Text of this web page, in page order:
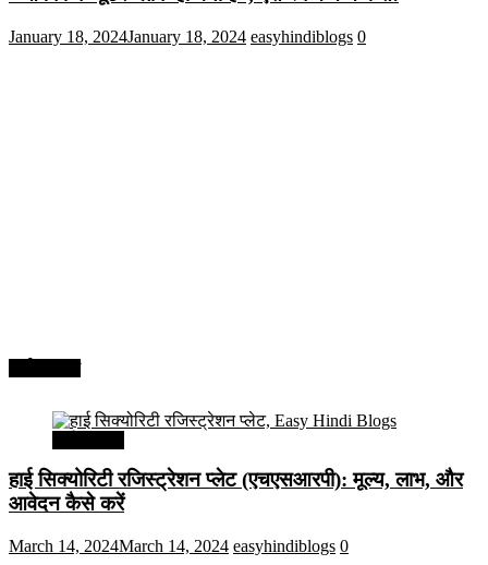
January 18, 2024January 18, 2024 easyhindiblogs 0
हाई सिक्योरिटी रजिस्ट्रेशन प्लेट (एचएसआरपी): मूल्य, लाभ, और
आवेदन कैसे करें
March 14, 2024March 14, 2024 easyhindiblogs 0